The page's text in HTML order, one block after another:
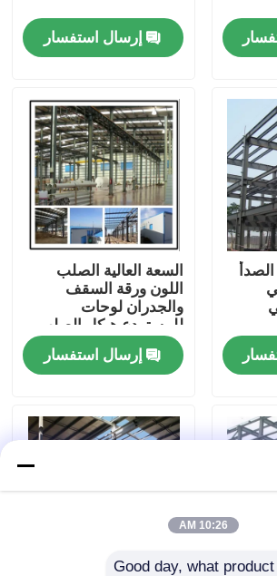
الصلب
إرسال استفسار
السعة العالية الصلب
اللون ورقة السقف
والجدران لوحات
للمستودع هيكل الصلب
إرسال استفسار
10:26 AM
Good day, what